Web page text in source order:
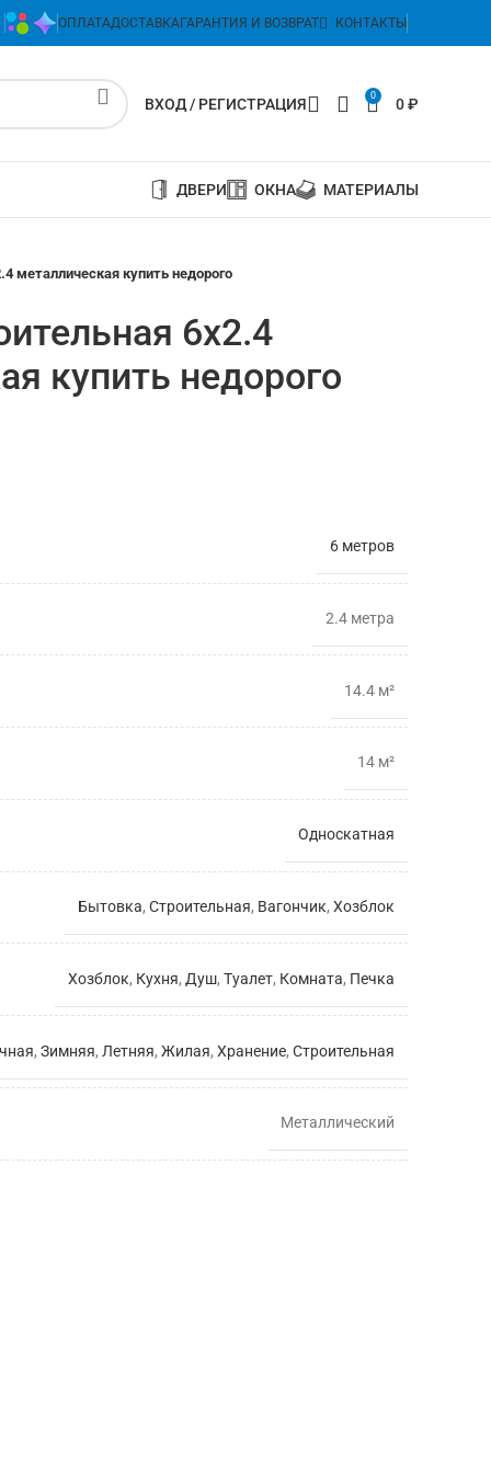
ОПЛАТАДОСТАВКАГАРАНТИЯ И ВОЗВРАТ КОНТАКТЫ
ВХОД / РЕГИСТРАЦИЯ 0 0₽
ДВЕРИ ОКНА МАТЕРИАЛЫ
металлическая купить недорого
6х2.4
купить недорого
6 метров
2.4 мeтра
14.4 м²
14 м²
Односкатная
Бытовка, Строительная, Вагончик, Хозблок
Хозблок, Кухня, Душ, Туалет, Комната, Печка
, Зимняя, Летняя, Жилая, Хранение, Строительная
Металлический